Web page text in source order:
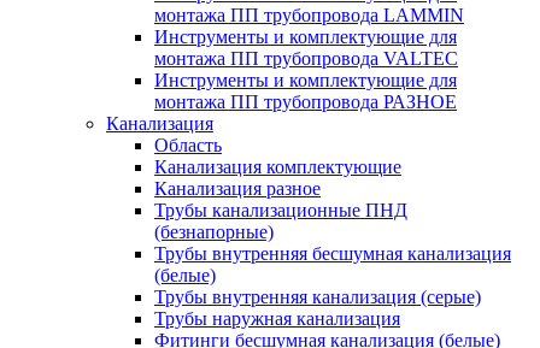
монтажа ПП трубопровода LAMMIN
Инструменты и комплектующие для
монтажа ПП трубопровода VALTEC
Инструменты и комплектующие для
монтажа ПП трубопровода РАЗНОЕ
Канализация
Область
Канализация комплектующие
Канализация разное
Трубы канализационные ПНД
(безнапорные)
Трубы внутренняя бесшумная канализация
(белые)
Трубы внутренняя канализация (серые)
Трубы наружная канализация
Фитинги бесшумная канализация (белые)